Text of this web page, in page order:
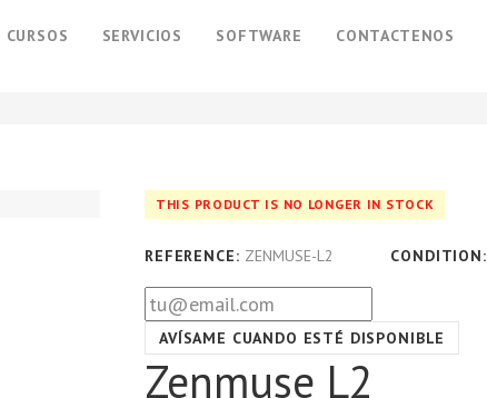
CURSOS SERVICIOS SOFTWARE CONTACTENOS
THIS PRODUCT IS NO LONGER IN STOCK
REFERENCE: ZENMUSE-L2 CONDITION:
AVÍSAME CUANDO ESTÉ DISPONIBLE
Zenmuse L2